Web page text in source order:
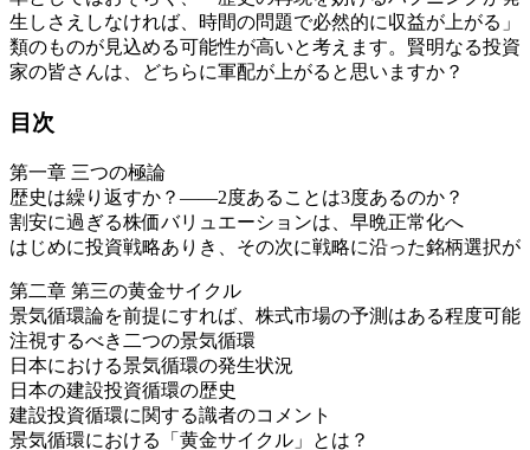
生しさえしなければ、時間の問題で必然的に収益が上がる」
類のものが見込める可能性が高いと考えます。賢明なる投資
家の皆さんは、どちらに軍配が上がると思いますか？
目次
第一章 三つの極論
歴史は繰り返すか？――2度あることは3度あるのか？
割安に過ぎる株価バリュエーションは、早晩正常化へ
はじめに投資戦略ありき、その次に戦略に沿った銘柄選択が
第二章 第三の黄金サイクル
景気循環論を前提にすれば、株式市場の予測はある程度可能
注視するべき二つの景気循環
日本における景気循環の発生状況
日本の建設投資循環の歴史
建設投資循環に関する識者のコメント
景気循環における「黄金サイクル」とは？